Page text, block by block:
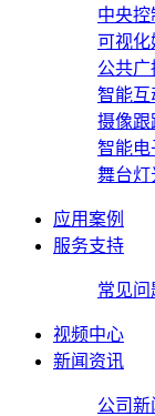
中央
可视化
公共
智能互
摄像跟
智能电
舞台灯
应用案例
服务支持
常见问
视频中心
新闻资讯
公司新